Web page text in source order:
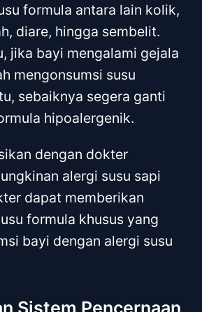
formula antara lain kolik,
diare, hingga sembelit.
jika bayi mengalami gejala
mengonsumsi susu
sebaiknya segera ganti
hipoalergenik.
dengan dokter
alergi susu sapi
dapat memberikan
formula khusus yang
bayi dengan alergi susu
Sistem Pencernaan